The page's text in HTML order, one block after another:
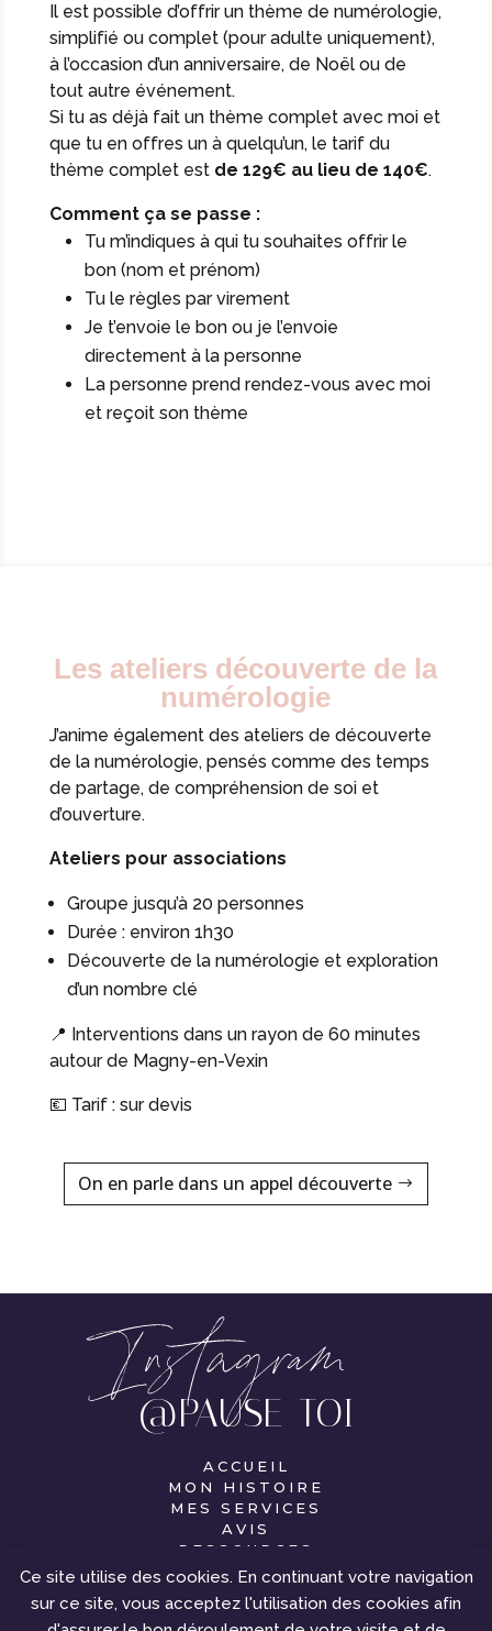
Ce site utilise des cookies. En continuant votre navigation
sur ce site, vous acceptez l'utilisation des cookies afin
Il est possible d’offrir un thème de numérologie,
simplifié ou complet (pour adulte uniquement),
à l’occasion d’un anniversaire, de Noël ou de
tout autre événement.
Si tu as déjà fait un thème complet avec moi et
que tu en offres un à quelqu’un, le tarif du
thème complet est de 129€ au lieu de 140€.
Comment ça se passe :
Tu m’indiques à qui tu souhaites offrir le
bon (nom et prénom)
Tu le règles par virement
Je t’envoie le bon ou je l’envoie
directement à la personne
La personne prend rendez-vous avec moi
et reçoit son thème
Les ateliers découverte de la
numérologie
J’anime également des ateliers de découverte
de la numérologie, pensés comme des temps
de partage, de compréhension de soi et
d’ouverture.
Ateliers pour associations
Groupe jusqu’à 20 personnes
Durée : environ 1h30
Découverte de la numérologie et exploration
d’un nombre clé
📍 Interventions dans un rayon de 60 minutes
autour de Magny-en-Vexin
💶 Tarif : sur devis
On en parle dans un appel découverte
@PAUSE_TOI
ACCUEIL
MON HISTOIRE
MES SERVICES
AVIS
RESSOURCES
PRENDS RENDEZ-VOUS